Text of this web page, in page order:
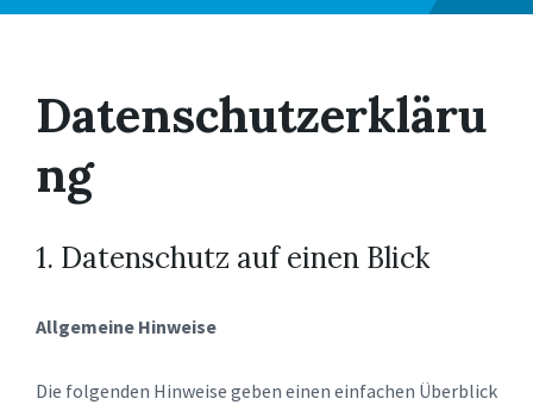
Datenschutzerkläru
ng
1. Datenschutz auf einen Blick
Allgemeine Hinweise
Die folgenden Hinweise geben einen einfachen Überblick